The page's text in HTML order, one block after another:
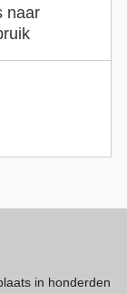
naar
in honderden